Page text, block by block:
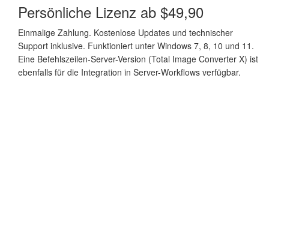
Persönliche Lizenz ab $49,90
Einmalige Zahlung. Kostenlose Updates und technischer
Support inklusive. Funktioniert unter Windows 7, 8, 10 und 11.
Eine Befehlszeilen-Server-Version (Total Image Converter X) ist
ebenfalls für die Integration in Server-Workflows verfügbar.